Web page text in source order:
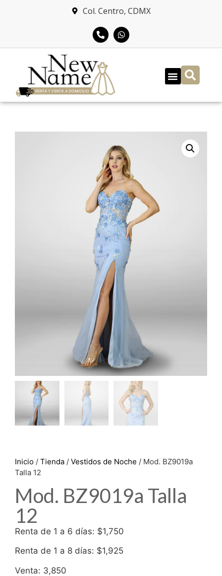
Col. Centro, CDMX
Inicio / Tienda / Vestidos de Noche / Mod. BZ9019a
Talla 12
Mod. BZ9019a Talla
12
Renta de 1 a 6 días: $1,750
Renta de 1 a 8 días: $1,925
Venta: 3,850